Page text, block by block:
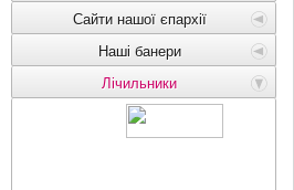
Сайти нашої єпархії
Наші банери
Лічильники